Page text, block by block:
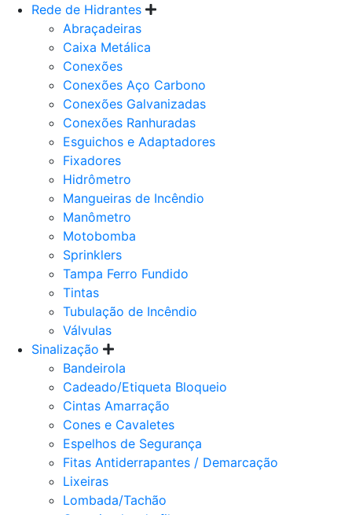
Rede de Hidrantes
Abraçadeiras
Caixa Metálica
Conexões
Conexões Aço Carbono
Conexões Galvanizadas
Conexões Ranhuradas
Esguichos e Adaptadores
Fixadores
Hidrômetro
Mangueiras de Incêndio
Manômetro
Motobomba
Sprinklers
Tampa Ferro Fundido
Tintas
Tubulação de Incêndio
Válvulas
Sinalização
Bandeirola
Cadeado/Etiqueta Bloqueio
Cintas Amarração
Cones e Cavaletes
Espelhos de Segurança
Fitas Antiderrapantes / Demarcação
Lixeiras
Lombada/Tachão